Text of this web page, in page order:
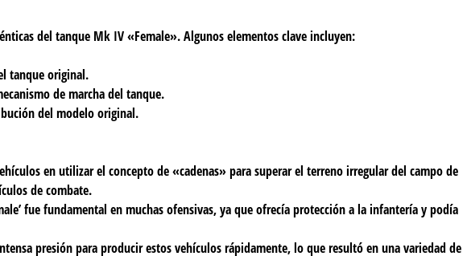
del tanque Mk IV «Female». Algunos elementos clave incluyen:
tanque original.
de marcha del tanque.
del modelo original.
en utilizar el concepto de «cadenas» para superar el terreno irregular del campo de
de combate.
fue fundamental en muchas ofensivas, ya que ofrecía protección a la infantería y podía
presión para producir estos vehículos rápidamente, lo que resultó en una variedad de